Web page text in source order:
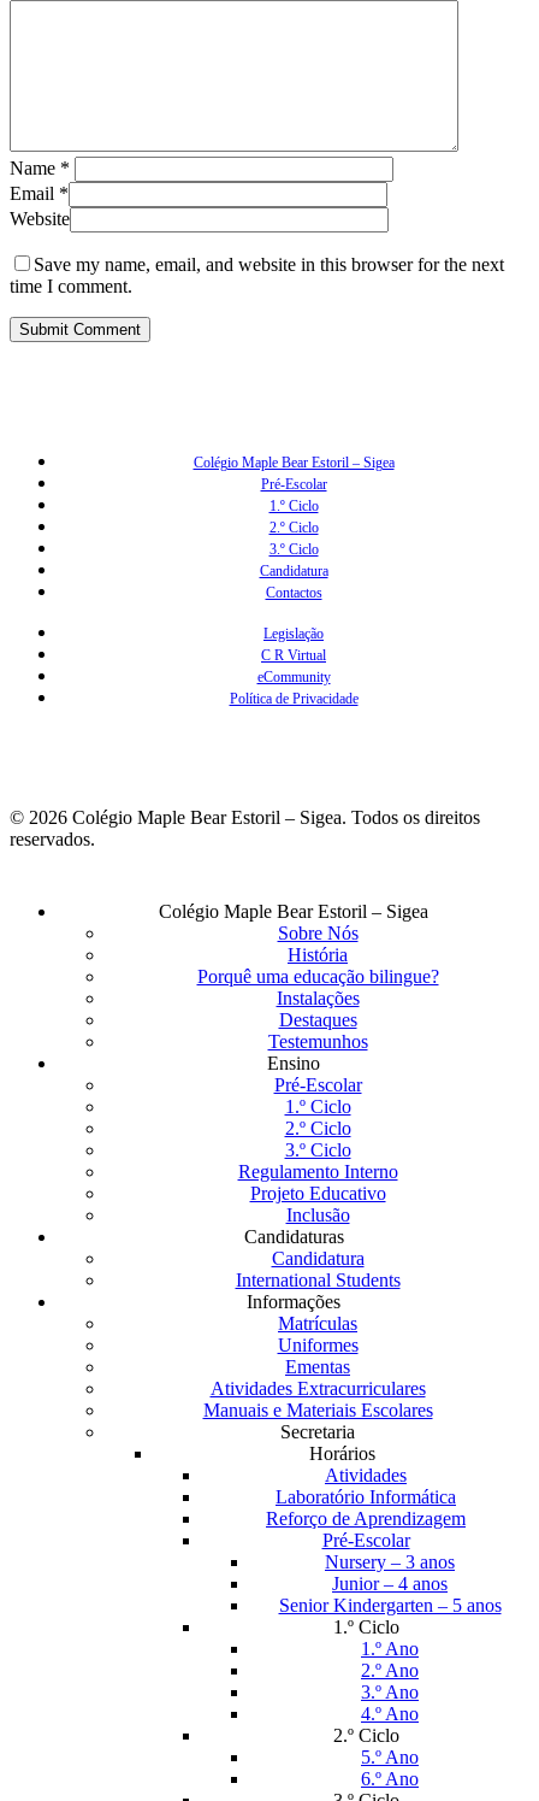
Name *
Email *
Website
Save my name, email, and website in this browser for the next
time I comment.
Colégio Maple Bear Estoril – Sigea
Pré-Escolar
1.º Ciclo
2.º Ciclo
3.º Ciclo
Candidatura
Contactos
Legislação
C R Virtual
eCommunity
Política de Privacidade
© 2026 Colégio Maple Bear Estoril – Sigea. Todos os direitos
reservados.
Fechar
Colégio Maple Bear Estoril – Sigea
Sobre Nós
História
Porquê uma educação bilingue?
Instalações
Destaques
Testemunhos
Ensino
Pré-Escolar
1.º Ciclo
2.º Ciclo
3.º Ciclo
Regulamento Interno
Projeto Educativo
Inclusão
Candidaturas
Candidatura
International Students
Informações
Matrículas
Uniformes
Ementas
Atividades Extracurriculares
Manuais e Materiais Escolares
Secretaria
Horários
Atividades
Laboratório Informática
Reforço de Aprendizagem
Pré-Escolar
Nursery – 3 anos
Junior – 4 anos
Senior Kindergarten – 5 anos
1.º Ciclo
1.º Ano
2.º Ano
3.º Ano
4.º Ano
2.º Ciclo
5.º Ano
6.º Ano